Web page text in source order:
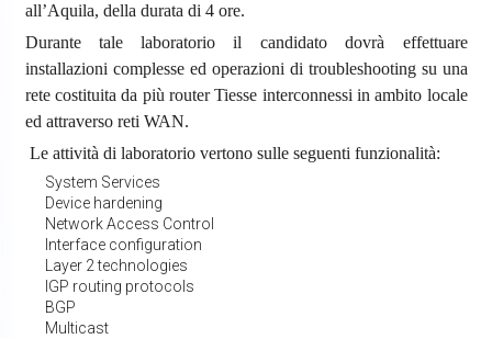
all’Aquila, della durata di 4 ore.
Durante tale laboratorio il candidato dovrà effettuare
installazioni complesse ed operazioni di troubleshooting su una
rete costituita da più router Tiesse interconnessi in ambito locale
ed attraverso reti WAN.
Le attività di laboratorio vertono sulle seguenti funzionalità:
System Services
Device hardening
Network Access Control
Interface configuration
Layer 2 technologies
IGP routing protocols
BGP
Multicast